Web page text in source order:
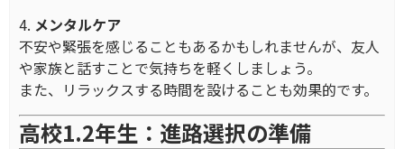
4. メンタルケア
不安や緊張を感じることもあるかもしれませんが、友人
や家族と話すことで気持ちを軽くしましょう。
また、リラックスする時間を設けることも効果的です。
高校1.2年生：進路選択の準備